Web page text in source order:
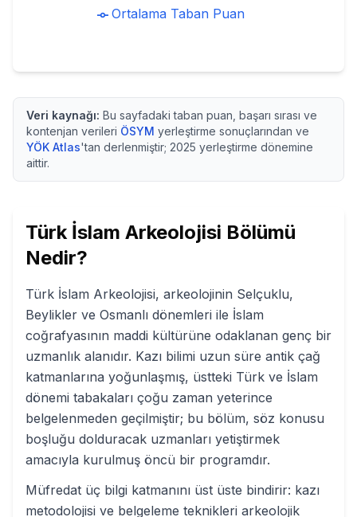
Ortalama Taban Puan
Veri kaynağı: Bu sayfadaki taban puan, başarı sırası ve
kontenjan verileri ÖSYM yerleştirme sonuçlarından ve
YÖK Atlas'tan derlenmiştir; 2025 yerleştirme dönemine
aittir.
Türk İslam Arkeolojisi Bölümü
Nedir?
Türk İslam Arkeolojisi, arkeolojinin Selçuklu,
Beylikler ve Osmanlı dönemleri ile İslam
coğrafyasının maddi kültürüne odaklanan genç bir
uzmanlık alanıdır. Kazı bilimi uzun süre antik çağ
katmanlarına yoğunlaşmış, üstteki Türk ve İslam
dönemi tabakaları çoğu zaman yeterince
belgelenmeden geçilmiştir; bu bölüm, söz konusu
boşluğu dolduracak uzmanları yetiştirmek
amacıyla kurulmuş öncü bir programdır.
Müfredat üç bilgi katmanını üst üste bindirir: kazı
metodolojisi ve belgeleme teknikleri arkeolojik